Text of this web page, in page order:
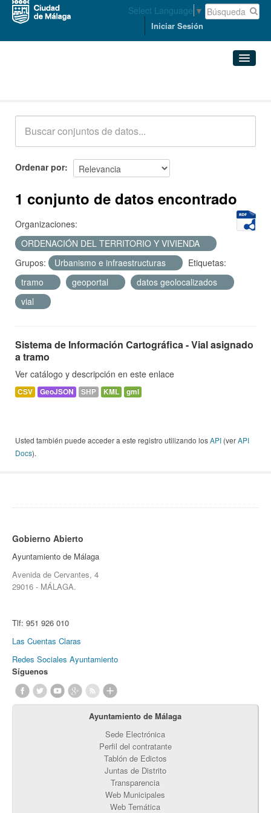
Select Language ▼
Iniciar Sesión
Acerca de
Ordenar por
1 conjunto de datos encontrado
Organizaciones:
ORDENACIÓN DEL TERRITORIO Y VIVIENDA
Grupos:
Urbanismo e infraestructuras
Etiquetas:
tramo
geoportal
datos geolocalizados
vial
Sistema de Información Cartográfica - Vial asignado
a tramo
Ver catálogo y descripción en este enlace
CSV GeoJSON SHP KML gml
Usted también puede acceder a este registro utilizando losAPI (verAPI
Docs).
Gobierno Abierto
Ayuntamiento de Málaga
Avenida de Cervantes, 4
29016 - MÁLAGA.
Tlf: 951 926 010
Las Cuentas Claras
Redes Sociales Ayuntamiento
Síguenos
Ayuntamiento de Málaga
Sede Electrónica
Perfil del contratante
Tablón de Edictos
Juntas de Distrito
Transparencia
Web Municipales
Web Temática